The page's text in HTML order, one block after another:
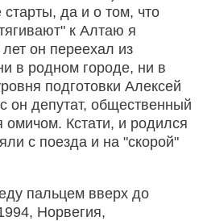
да и о том, что
к Алтаю я
он переехал из
в родном городе, ни в
подготовки Алексей
он депутат, общественный
омичом. Кстати, и родился
с поезда и на "скорой"
пальцем вверх до
Норвегия,